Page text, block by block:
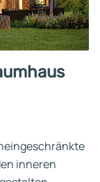
inneren